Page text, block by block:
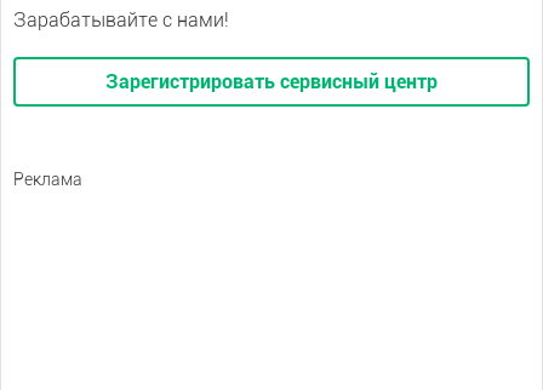
Зарабатывайте с нами!
Зарегистрировать сервисный центр
Реклама